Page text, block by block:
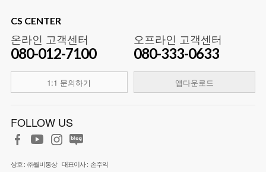
CS CENTER
온라인 고객센터
080-012-7100
1:1 문의하기
오프라인 고객센터
080-333-0633
앱다운로드
FOLLOW US
상호 : ㈜월비통상 대표이사 : 손주익